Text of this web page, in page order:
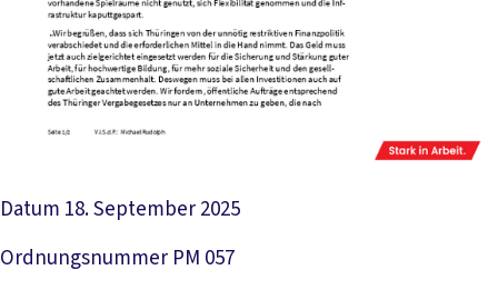
Datum 18. September 2025
Ordnungsnummer PM 057